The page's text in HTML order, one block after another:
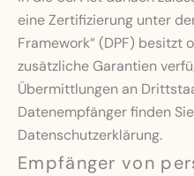
eine Zertifizierung unter
Framework“ (DPF) besitzt
zusätzliche Garantien
Übermittlungen an
Datenempfänger finden
Datenschutzerklärung.
Empfänger von